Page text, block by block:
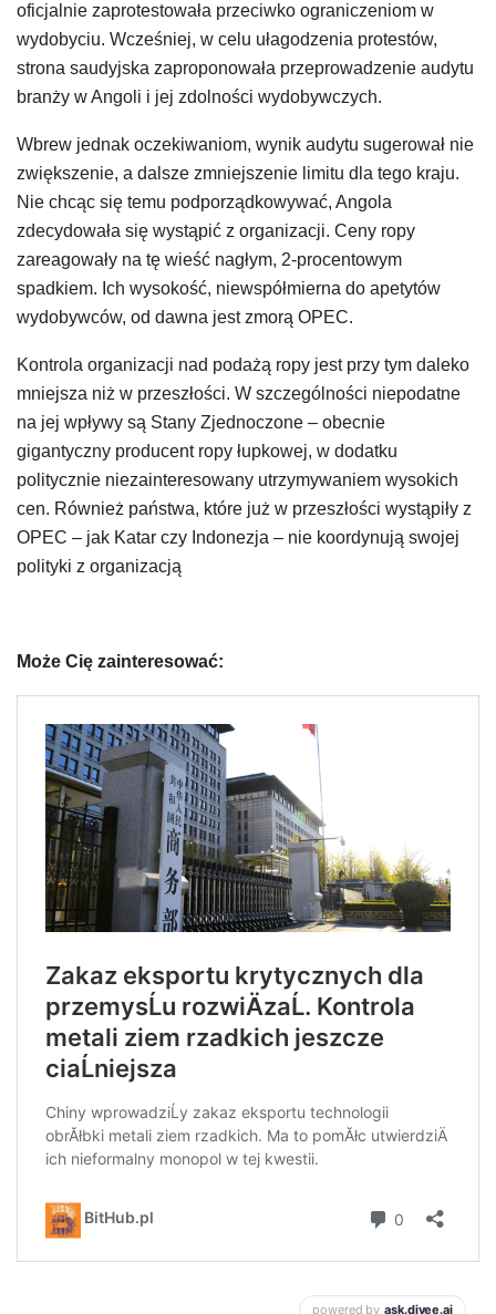
oficjalnie zaprotestowała przeciwko ograniczeniom w
wydobyciu. Wcześniej, w celu ułagodzenia protestów,
strona saudyjska zaproponowała przeprowadzenie audytu
branży w Angoli i jej zdolności wydobywczych.
Wbrew jednak oczekiwaniom, wynik audytu sugerował nie
zwiększenie, a dalsze zmniejszenie limitu dla tego kraju.
Nie chcąc się temu podporządkowywać, Angola
zdecydowała się wystąpić z organizacji. Ceny ropy
zareagowały na tę wieść nagłym, 2-procentowym
spadkiem. Ich wysokość, niewspółmierna do apetytów
wydobywców, od dawna jest zmorą OPEC.
Kontrola organizacji nad podażą ropy jest przy tym daleko
mniejsza niż w przeszłości. W szczególności niepodatne
na jej wpływy są Stany Zjednoczone – obecnie
gigantyczny producent ropy łupkowej, w dodatku
politycznie niezainteresowany utrzymywaniem wysokich
cen. Również państwa, które już w przeszłości wystąpiły z
OPEC – jak Katar czy Indonezja – nie koordynują swojej
polityki z organizacją
Może Cię zainteresować: